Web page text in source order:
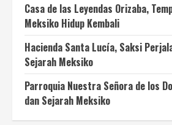
Casa de las Leyendas Orizaba,
Meksiko Hidup Kembali
Hacienda Santa Lucía, Saksi
Sejarah Meksiko
Parroquia Nuestra Señora de los
dan Sejarah Meksiko